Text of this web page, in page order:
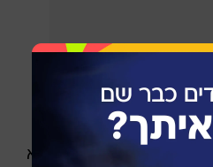
לא דיווח על המקרה. "אם
יום לפני משחק בו הוא לא